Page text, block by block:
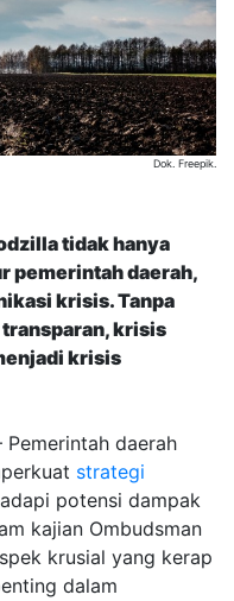
Dok. Freepik.
tidak hanya
pemerintah daerah,
krisis. Tanpa
krisis
krisis
Pemerintah daerah
strategi
potensi dampak
kajian Ombudsman
krusial yang kerap
dalam